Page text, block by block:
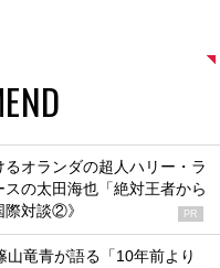
オランダの超人ハリー・ラ
の太田海也「絶対王者から
際対談②》
PR
竜青が語る「10年前より